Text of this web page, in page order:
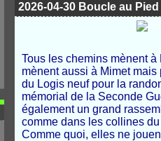
2026-04-30 Boucle au
Tous les chemins mènent
mènent aussi à Mimet
du Logis neuf pour la
mémorial de la Seconde
également un grand
comme dans les collines
Comme quoi, elles ne